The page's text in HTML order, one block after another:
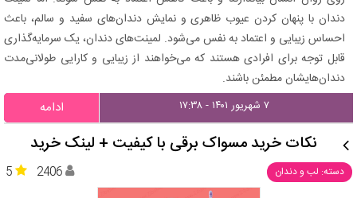
دندان با پنهان کردن عیوب ظاهری و نمایش دندان‌های سفید و سالم، باعث
احساس زیبایی و اعتماد به نفس می‌شود. لمینت‌های دندان، یک سرمایه‌گذاری
قابل توجه برای افرادی هستند که می‌خواهند از زیبایی و کارایی طولانی‌مدت
دندان‌هایشان مطمئن باشند.
۷ شهریور ۱۴۰۱ - ۱۷:۳۸ ادامه
نکات خرید مسواک برقی با کیفیت + لینک خرید
دسته: لب و دندان 5 2406